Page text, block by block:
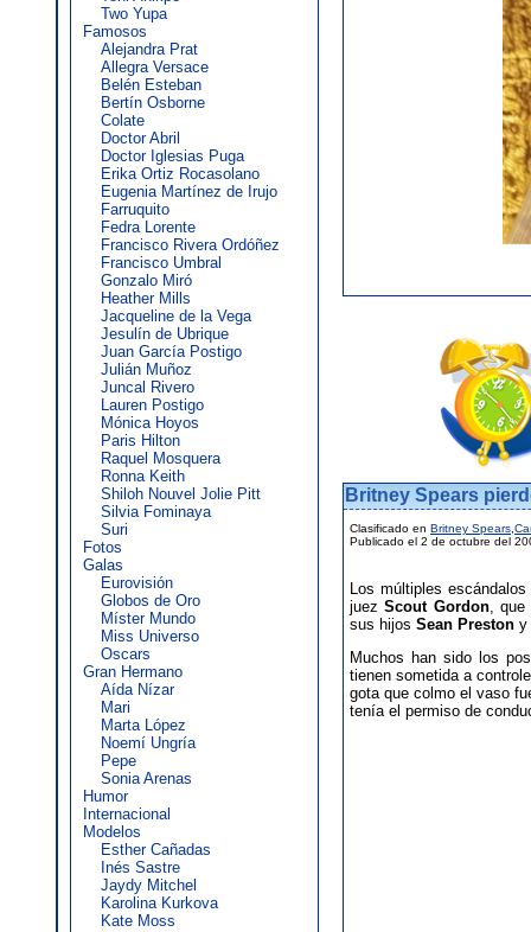
Two Yupa
Famosos
Alejandra Prat
Allegra Versace
Belén Esteban
Bertín Osborne
Colate
Doctor Abril
Doctor Iglesias Puga
Erika Ortiz Rocasolano
Eugenia Martínez de Irujo
Farruquito
Fedra Lorente
Francisco Rivera Ordóñez
Francisco Umbral
Gonzalo Miró
Heather Mills
Jacqueline de la Vega
Jesulín de Ubrique
Juan García Postigo
Julián Muñoz
Juncal Rivero
Lauren Postigo
Mónica Hoyos
Paris Hilton
Raquel Mosquera
Ronna Keith
Shiloh Nouvel Jolie Pitt
Silvia Fominaya
Suri
Fotos
Galas
Eurovisión
Globos de Oro
Míster Mundo
Miss Universo
Oscars
Gran Hermano
Aída Nízar
Mari
Marta López
Noemí Ungría
Pepe
Sonia Arenas
Humor
Internacional
Modelos
Esther Cañadas
Inés Sastre
Jaydy Mitchel
Karolina Kurkova
Kate Moss
Britney Spears
Clasificado en Britney Spears
Publicado el 2 de octubre del
Los múltiples
juezScout Gordon, que
sus hijos Sean Preston y
Muchos han sido los
tienen sometida a
gota que colmo el vaso
tenía el permiso de